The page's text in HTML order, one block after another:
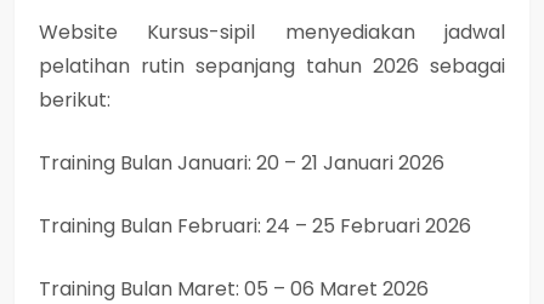
Website Kursus-sipil menyediakan jadwal
pelatihan rutin sepanjang tahun 2026 sebagai
berikut:
Training Bulan Januari: 20 – 21 Januari 2026
Training Bulan Februari: 24 – 25 Februari 2026
Training Bulan Maret: 05 – 06 Maret 2026